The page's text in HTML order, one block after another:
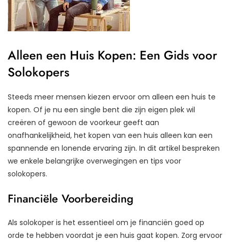
Alleen een Huis Kopen: Een Gids voor
Solokopers
Steeds meer mensen kiezen ervoor om alleen een huis te
kopen. Of je nu een single bent die zijn eigen plek wil
creëren of gewoon de voorkeur geeft aan
onafhankelijkheid, het kopen van een huis alleen kan een
spannende en lonende ervaring zijn. In dit artikel bespreken
we enkele belangrijke overwegingen en tips voor
solokopers.
Financiële Voorbereiding
Als solokoper is het essentieel om je financiën goed op
orde te hebben voordat je een huis gaat kopen. Zorg ervoor